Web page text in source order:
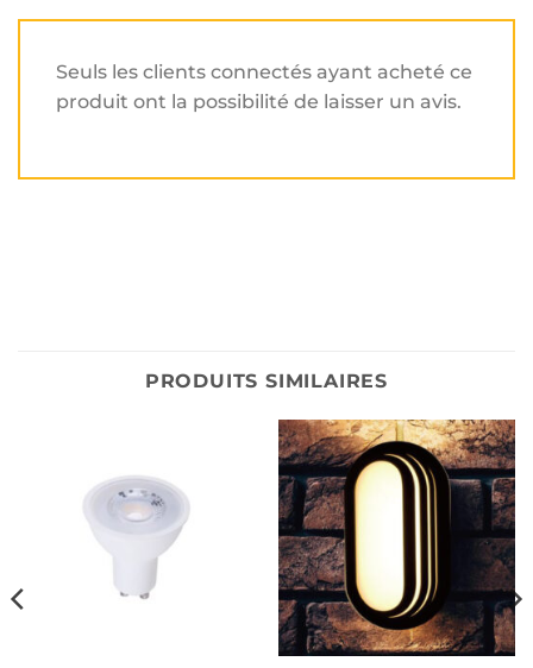
Seuls les clients connectés ayant acheté ce
produit ont la possibilité de laisser un avis.
PRODUITS SIMILAIRES